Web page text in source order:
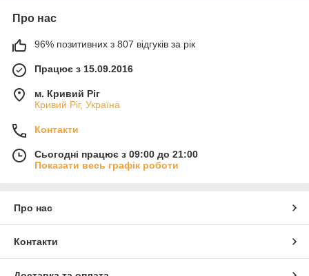
Про нас
96% позитивних з 807 відгуків за рік
Працює з 15.09.2016
м. Кривий Ріг
Кривий Ріг, Україна
Контакти
Сьогодні працює з 09:00 до 21:00
Показати весь графік роботи
Про нас
Контакти